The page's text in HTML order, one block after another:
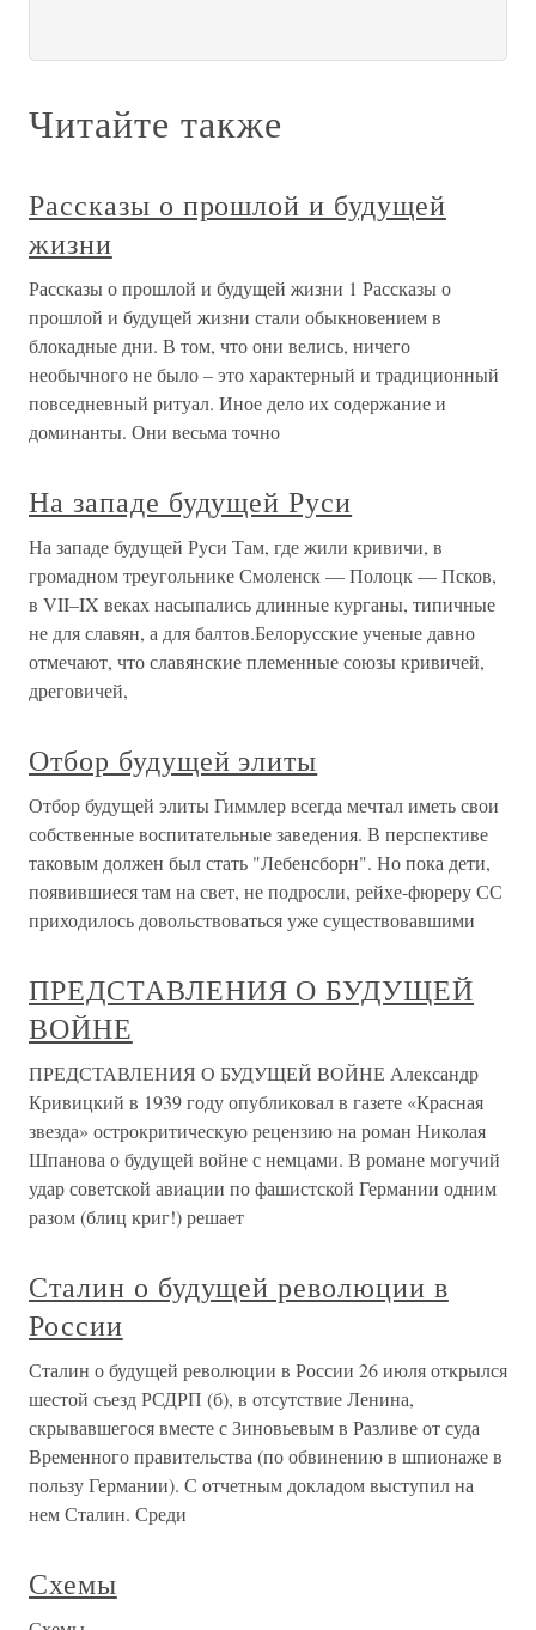
Читайте также
Рассказы о прошлой и будущей
жизни
Рассказы о прошлой и будущей жизни 1 Рассказы о
прошлой и будущей жизни стали обыкновением в
блокадные дни. В том, что они велись, ничего
необычного не было – это характерный и традиционный
повседневный ритуал. Иное дело их содержание и
доминанты. Они весьма точно
На западе будущей Руси
На западе будущей Руси Там, где жили кривичи, в
громадном треугольнике Смоленск — Полоцк — Псков,
в VII–IX веках насыпались длинные курганы, типичные
не для славян, а для балтов.Белорусские ученые давно
отмечают, что славянские племенные союзы кривичей,
дреговичей,
Отбор будущей элиты
Отбор будущей элиты Гиммлер всегда мечтал иметь свои
собственные воспитательные заведения. В перспективе
таковым должен был стать "Лебенсборн". Но пока дети,
появившиеся там на свет, не подросли, рейхе-фюреру СС
приходилось довольствоваться уже существовавшими
ПРЕДСТАВЛЕНИЯ О БУДУЩЕЙ
ВОЙНЕ
ПРЕДСТАВЛЕНИЯ О БУДУЩЕЙ ВОЙНЕ Александр
Кривицкий в 1939 году опубликовал в газете «Красная
звезда» острокритическую рецензию на роман Николая
Шпанова о будущей войне с немцами. В романе могучий
удар советской авиации по фашистской Германии одним
разом (блиц криг!) решает
Сталин о будущей революции в
России
Сталин о будущей революции в России 26 июля открылся
шестой съезд РСДРП (б), в отсутствие Ленина,
скрывавшегося вместе с Зиновьевым в Разливе от суда
Временного правительства (по обвинению в шпионаже в
пользу Германии). С отчетным докладом выступил на
нем Сталин. Среди
Схемы